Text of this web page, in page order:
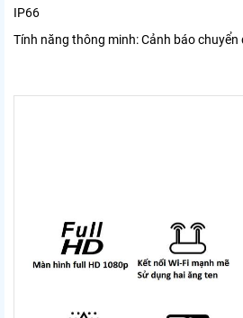
IP66
Tính năng thông minh: Cảnh báo chuyển